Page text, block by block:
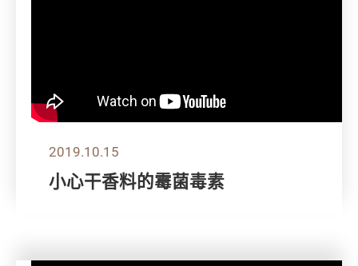
2019.10.15
小心干香料的霉菌毒素